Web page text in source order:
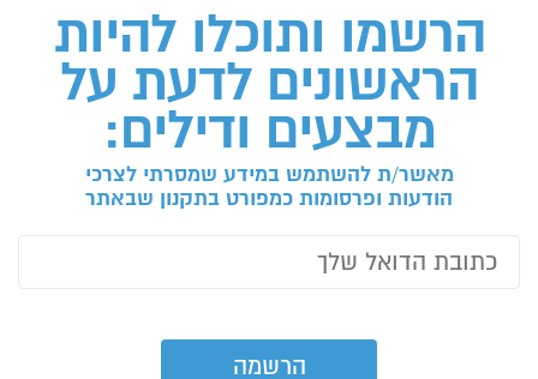
הרשמו ותוכלו להיות
הראשונים לדעת על
מבצעים ודילים:
מאשר/ת להשתמש במידע שמסרתי לצרכי
הודעות ופרסומות כמפורט בתקנון שבאתר